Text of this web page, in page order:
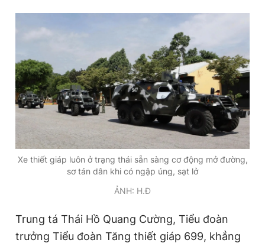
Xe thiết giáp luôn ở trạng thái sẵn sàng cơ động mở đường,
sơ tán dân khi có ngập úng, sạt lở
ẢNH: H.Đ
Trung tá Thái Hồ Quang Cường, Tiểu đoàn
trưởng Tiểu đoàn Tăng thiết giáp 699, khẳng